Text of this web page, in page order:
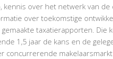
over het netwerk van
over toekomstige
taxatierapporten. Die
1,5 jaar de kans en de
concurrerende